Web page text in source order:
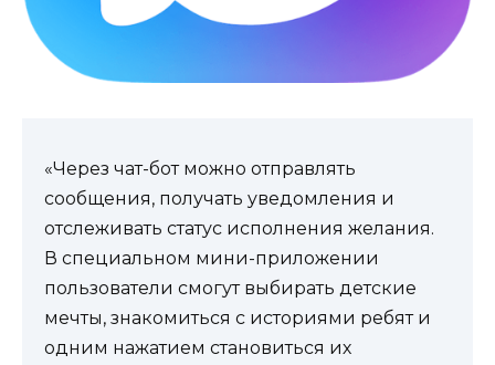
«Через чат-бот можно отправлять
сообщения, получать уведомления и
отслеживать статус исполнения желания.
В специальном мини-приложении
пользователи смогут выбирать детские
мечты, знакомиться с историями ребят и
одним нажатием становиться их